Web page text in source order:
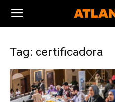
Tag: certificadora